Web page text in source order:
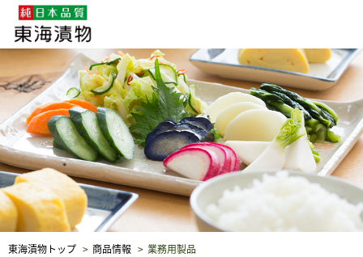
企業・採用情報 社会貢献 品質保証
東海漬物トップ 商品情報 業務用製品